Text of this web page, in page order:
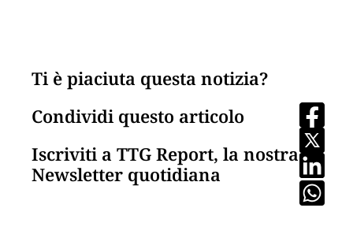
Ti è piaciuta questa notizia?
Condividi questo articolo
Iscriviti a TTG Report, la nostra
Newsletter quotidiana